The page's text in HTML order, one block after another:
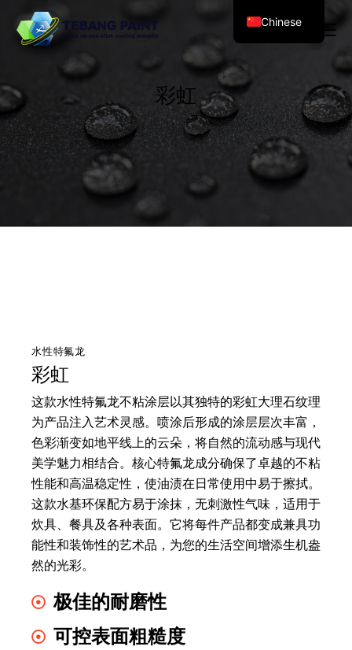
彩虹
水性特氟龙
彩虹
这款水性特氟龙不粘涂层以其独特的彩虹大理石纹理
为产品注入艺术灵感。喷涂后形成的涂层层次丰富，
色彩渐变如地平线上的云朵，将自然的流动感与现代
美学魅力相结合。核心特氟龙成分确保了卓越的不粘
性能和高温稳定性，使油渍在日常使用中易于擦拭。
这款水基环保配方易于涂抹，无刺激性气味，适用于
炊具、餐具及各种表面。它将每件产品都变成兼具功
能性和装饰性的艺术品，为您的生活空间增添生机盎
然的光彩。
极佳的耐磨性
可控表面粗糙度
Chinese